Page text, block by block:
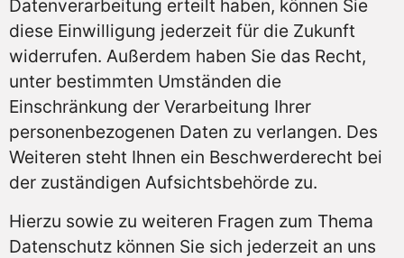
Datenverarbeitung erteilt haben, können Sie
diese Einwilligung jederzeit für die Zukunft
widerrufen. Außerdem haben Sie das Recht,
unter bestimmten Umständen die
Einschränkung der Verarbeitung Ihrer
personenbezogenen Daten zu verlangen. Des
Weiteren steht Ihnen ein Beschwerderecht bei
der zuständigen Aufsichtsbehörde zu.
Hierzu sowie zu weiteren Fragen zum Thema
Datenschutz können Sie sich jederzeit an uns